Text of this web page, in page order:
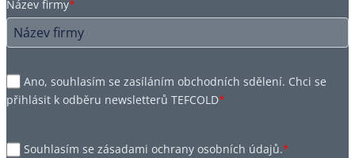
Název firmy*
Ano, souhlasím se zasíláním obchodních sdělení. Chci se
přihlásit k odběru newsletterů TEFCOLD*
Souhlasím se zásadami ochrany osobních údajů.*